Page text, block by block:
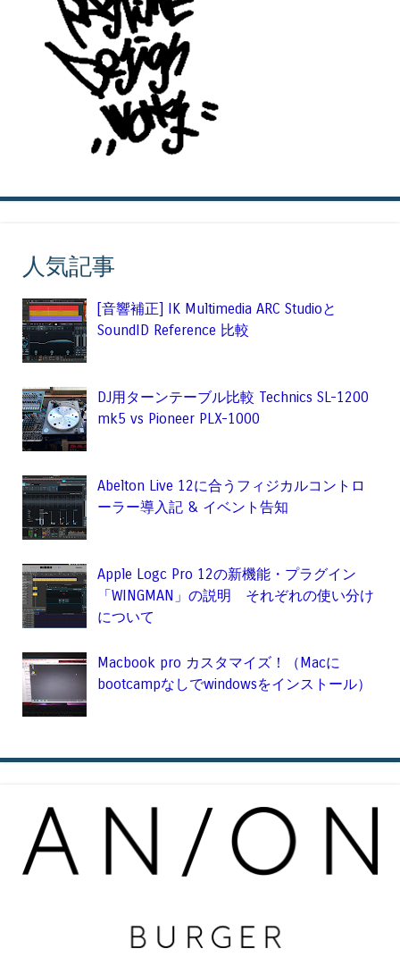
人気記事
[音響補正] IK Multimedia ARC Studioと
SoundID Reference 比較
DJ用ターンテーブル比較 Technics SL-1200
mk5 vs Pioneer PLX-1000
Abelton Live 12に合うフィジカルコントロ
ーラー導入記 & イベント告知
Apple Logc Pro 12の新機能・プラグイン
「WINGMAN」の説明 それぞれの使い分け
について
Macbook pro カスタマイズ！（Macに
bootcampなしでwindowsをインストール）